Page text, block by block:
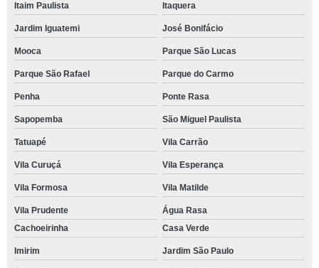
Itaim Paulista Itaquera
Jardim Iguatemi José Bonifácio
Mooca Parque São Lucas
Parque São Rafael Parque do Carmo
Penha Ponte Rasa
Sapopemba São Miguel Paulista
Tatuapé Vila Carrão
Vila Curuçá Vila Esperança
Vila Formosa Vila Matilde
Vila Prudente
Água Rasa
Cachoeirinha
Casa Verde
Imirim Jardim São Paulo